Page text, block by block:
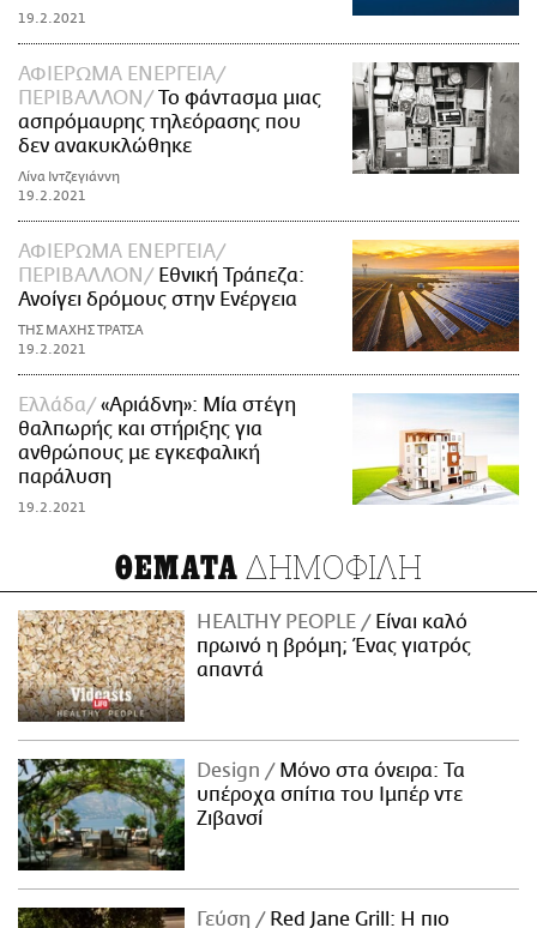
19.2.2021
ΑΦΙΕΡΩΜΑ ΕΝΕΡΓΕΙΑ/
ΠΕΡΙΒΑΛΛΟΝ
Το φάντασμα μιας
ασπρόμαυρης τηλεόρασης που
δεν ανακυκλώθηκε
Λίνα Ιντζεγιάννη
19.2.2021
ΑΦΙΕΡΩΜΑ ΕΝΕΡΓΕΙΑ/
ΠΕΡΙΒΑΛΛΟΝ
Εθνική Τράπεζα:
Ανοίγει δρόμους στην Ενέργεια
ΤΗΣ ΜΑΧΗΣ ΤΡΑΤΣΑ
19.2.2021
Ελλάδα
«Αριάδνη»: Μία στέγη
θαλπωρής και στήριξης για
ανθρώπους με εγκεφαλική
παράλυση
19.2.2021
ΘΕΜΑΤΑ ΔΗΜΟΦΙΛΗ
HEALTHY PEOPLE
Είναι καλό
πρωινό η βρόμη; Ένας γιατρός
απαντά
Design
Μόνο στα όνειρα: Τα
υπέροχα σπίτια του Ιμπέρ ντε
Ζιβανσί
Γεύση Red Jane Grill: Η πιο